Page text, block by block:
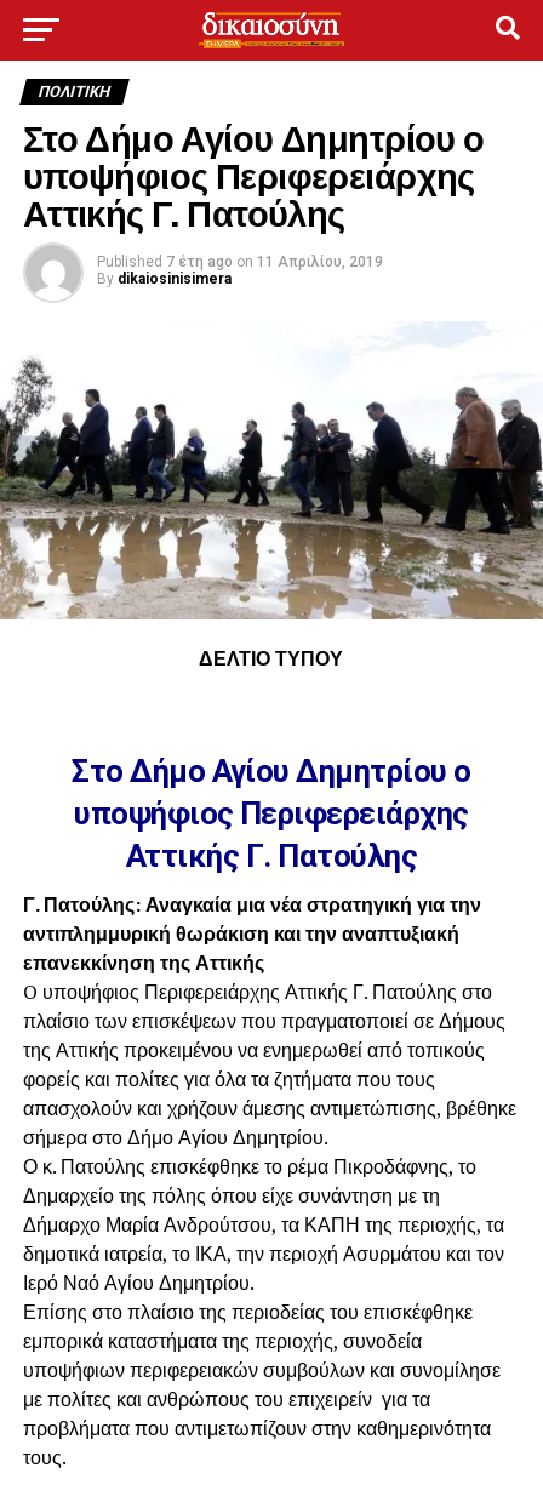
ΠΟΛΙΤΙΚΉ
Στο Δήμο Αγίου Δημητρίου ο
υποψήφιος Περιφερειάρχης
Αττικής Γ. Πατούλης
Published 7 έτη ago on 11 Απριλίου, 2019
By dikaiosinisimera
ΔΕΛΤΙΟ ΤΥΠΟΥ
Στο Δήμο Αγίου Δημητρίου ο
υποψήφιος Περιφερειάρχης
Αττικής Γ. Πατούλης
Γ. Πατούλης: Αναγκαία μιανέα στρατηγική για την
αντιπλημμυρική θωράκιση και την αναπτυξιακή
επανεκκίνηση της Αττικής
O υποψήφιος Περιφερειάρχης Αττικής Γ. Πατούλης στο
πλαίσιο των επισκέψεων που πραγματοποιεί σε Δήμους
της Αττικής προκειμένου να ενημερωθεί από τοπικούς
φορείς και πολίτες για όλα τα ζητήματα που τους
απασχολούν και χρήζουν άμεσης αντιμετώπισης, βρέθηκε
σήμερα στο Δήμο Αγίου Δημητρίου.
Ο κ. Πατούλης επισκέφθηκε το ρέμα Πικροδάφνης, το
Δημαρχείο της πόλης όπου είχε συνάντηση με τη
Δήμαρχο Μαρία Ανδρούτσου, τα ΚΑΠΗ της περιοχής, τα
δημοτικά ιατρεία, το ΙΚΑ, την περιοχή Ασυρμάτου και τον
Ιερό Ναό Αγίου Δημητρίου.
Επίσης στο πλαίσιο της περιοδείας του επισκέφθηκε
εμπορικά καταστήματα της περιοχής, συνοδεία
υποψήφιων περιφερειακών συμβούλων και συνομίλησε
με πολίτες και ανθρώπους του επιχειρείν για τα
προβλήματα που αντιμετωπίζουν στην καθημερινότητα
τους.